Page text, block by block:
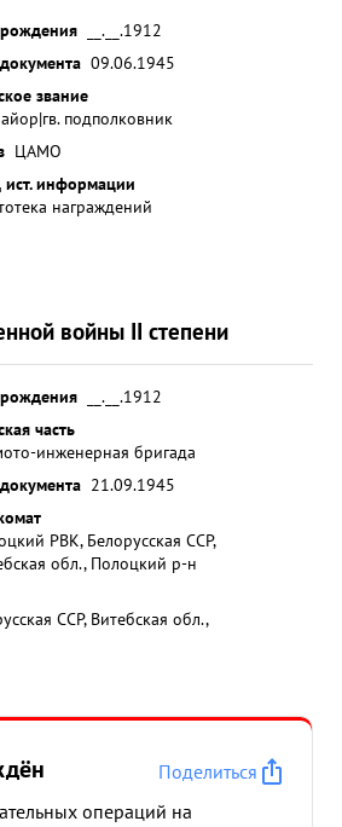
__.__.1912
09.06.1945
звание
подполковник
ЦАМО
информации
награждений
войны II степени
__.__.1912
часть
инженерная бригада
21.09.1945
РВК, Белорусская ССР,
обл., Полоцкий р-н
ССР, Витебская обл.,
Поделиться
операций на